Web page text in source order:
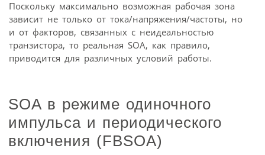
Поскольку максимально возможная рабочая зона
зависит не только от тока/напряжения/частоты, но
и от факторов, связанных с неидеальностью
транзистора, то реальная SOA, как правило,
приводится для различных условий работы.
SOA в режиме одиночного
импульса и периодического
включения (FBSOA)